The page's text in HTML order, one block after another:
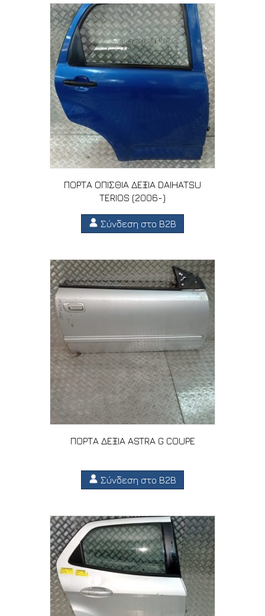
ΠΟΡΤΑ ΟΠΙΣΘΙΑ ΔΕΞΙΑ DAIHATSU
TERIOS (2006-)
Σύνδεση στο B2B
ΠΟΡΤΑ ΔΕΞΙΑ ASTRA G COUPE
Σύνδεση στο B2B